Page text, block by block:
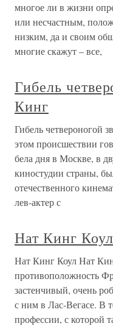
многое ли в жизни
или несчастным,
низким, да и своим
многие скажут – все,
Гибель
Кинг
Гибель четвероногой
этом происшествии
бела дня в Москве, в
киностудии страны,
отечественного
лев-актер с
Нат Кинг Коул
Нат Кинг Коул Нат
противоположность
застенчивый, очень
с ним в Лас-Вегасе. В
профессии, с которой